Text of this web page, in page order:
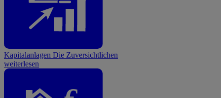
Kapitalanlagen Die Zuversichtlichen
weiterlesen